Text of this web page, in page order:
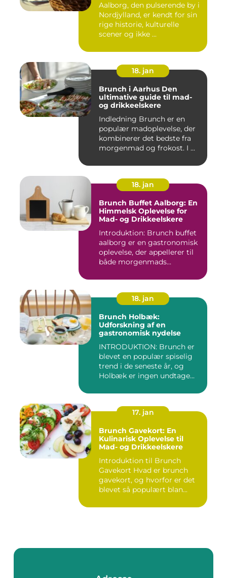
Aalborg, den pulserende by i
Nordjylland, er kendt for sin
rige historie, kulturelle
scener og ikke ...
18. jan
Brunch i Aarhus Den
ultimative guide til mad-
og drikkeelskere
Indledning Brunch er en
populær madoplevelse, der
kombinerer det bedste fra
morgenmad og frokost. I ...
18. jan
Brunch Buffet Aalborg: En
Himmelsk Oplevelse for
Mad- og Drikkeelskere
Introduktion: Brunch buffet
aalborg er en gastronomisk
oplevelse, der appellerer til
både morgenmads...
18. jan
Brunch Holbæk:
Udforskning af en
gastronomisk nydelse
INTRODUKTION: Brunch er
blevet en populær spiselig
trend i de seneste år, og
Holbæk er ingen undtage...
17. jan
Brunch Gavekort: En
Kulinarisk Oplevelse til
Mad- og Drikkeelskere
Introduktion til Brunch
Gavekort Hvad er brunch
gavekort, og hvorfor er det
blevet så populært blan...